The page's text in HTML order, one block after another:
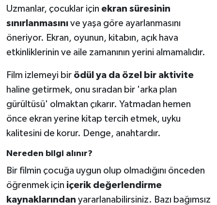
Uzmanlar, çocuklar için ekran süresinin
sınırlanmasınıve yaşa göre ayarlanmasını
öneriyor. Ekran, oyunun, kitabın, açık hava
etkinliklerinin ve aile zamanının yerini almamalıdır.
Film izlemeyi bir ödül ya da özel bir aktivite
haline getirmek, onu sıradan bir 'arka plan
gürültüsü' olmaktan çıkarır. Yatmadan hemen
önce ekran yerine kitap tercih etmek, uyku
kalitesini de korur. Denge, anahtardır.
Nereden bilgi alınır?
Bir filmin çocuğa uygun olup olmadığını önceden
öğrenmek için içerik değerlendirme
kaynaklarından yararlanabilirsiniz. Bazı bağımsız